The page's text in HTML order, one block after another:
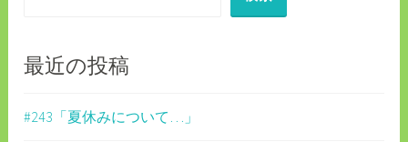
ン
最近の投稿
#243「夏休みについて…」